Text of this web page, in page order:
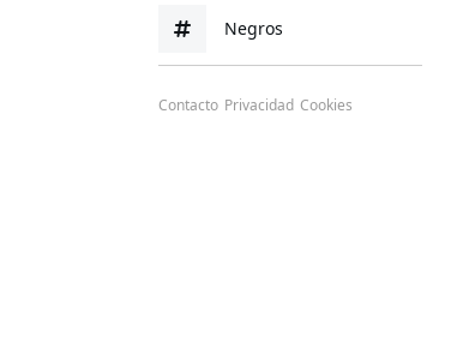
Negros
Contacto Privacidad Cookies